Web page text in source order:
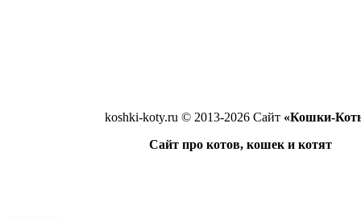
koshki-koty.ru © 2013-2026 Сайт «Кошки-
Сайт про котов, кошек и котят